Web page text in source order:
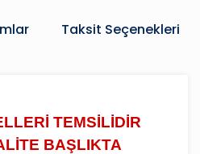
Taksit Seçenekleri
TEMSİLİDİR
BAŞLIKTA